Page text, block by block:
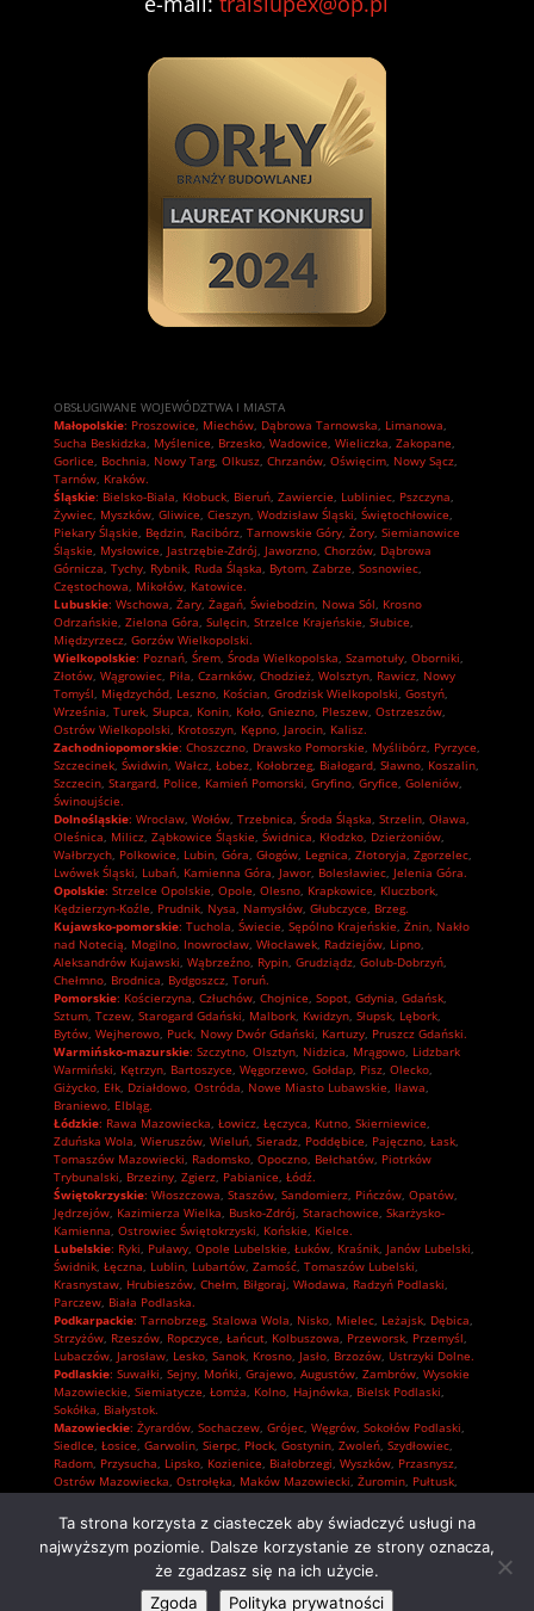
OBSŁUGIWANE WOJEWÓDZTWA I MIASTA
Małopolskie: Proszowice, Miechów, Dąbrowa Tarnowska, Limanowa,
Sucha Beskidzka, Myślenice, Brzesko, Wadowice, Wieliczka, Zakopane,
Gorlice, Bochnia, Nowy Targ, Olkusz, Chrzanów, Oświęcim, Nowy Sącz,
Tarnów, Kraków.
Śląskie: Bielsko-Biała, Kłobuck, Bieruń, Zawiercie, Lubliniec, Pszczyna,
Żywiec, Myszków, Gliwice, Cieszyn, Wodzisław Śląski, Świętochłowice,
Piekary Śląskie, Będzin, Racibórz, Tarnowskie Góry, Żory, Siemianowice
Śląskie, Mysłowice, Jastrzębie-Zdrój, Jaworzno, Chorzów, Dąbrowa
Górnicza, Tychy, Rybnik, Ruda Śląska, Bytom, Zabrze, Sosnowiec,
Częstochowa, Mikołów, Katowice.
Lubuskie: Wschowa, Żary, Żagań, Świebodzin, Nowa Sól, Krosno
Odrzańskie, Zielona Góra, Sulęcin, Strzelce Krajeńskie, Słubice,
Międzyrzecz, Gorzów Wielkopolski.
Wielkopolskie: Poznań, Śrem, Środa Wielkopolska, Szamotuły, Oborniki,
Złotów, Wągrowiec, Piła, Czarnków, Chodzież, Wolsztyn, Rawicz, Nowy
Tomyśl, Międzychód, Leszno, Kościan, Grodzisk Wielkopolski, Gostyń,
Września, Turek, Słupca, Konin, Koło, Gniezno, Pleszew, Ostrzeszów,
Ostrów Wielkopolski, Krotoszyn, Kępno, Jarocin, Kalisz.
Zachodniopomorskie: Choszczno, Drawsko Pomorskie, Myślibórz, Pyrzyce,
Szczecinek, Świdwin, Wałcz, Łobez, Kołobrzeg, Białogard, Sławno, Koszalin,
Szczecin, Stargard, Police, Kamień Pomorski, Gryfino, Gryfice, Goleniów,
Świnoujście.
Dolnośląskie: Wrocław, Wołów, Trzebnica, Środa Śląska, Strzelin, Oława,
Oleśnica, Milicz, Ząbkowice Śląskie, Świdnica, Kłodzko, Dzierżoniów,
Wałbrzych, Polkowice, Lubin, Góra, Głogów, Legnica, Złotoryja, Zgorzelec,
Lwówek Śląski, Lubań, Kamienna Góra, Jawor, Bolesławiec, Jelenia Góra.
Opolskie: Strzelce Opolskie, Opole, Olesno, Krapkowice, Kluczbork,
Kędzierzyn-Koźle, Prudnik, Nysa, Namysłów, Głubczyce, Brzeg.
Kujawsko-pomorskie: Tuchola, Świecie, Sępólno Krajeńskie, Żnin, Nakło
nad Notecią, Mogilno, Inowrocław, Włocławek, Radziejów, Lipno,
Aleksandrów Kujawski, Wąbrzeźno, Rypin, Grudziądz, Golub-Dobrzyń,
Chełmno, Brodnica, Bydgoszcz, Toruń.
Pomorskie: Kościerzyna, Człuchów, Chojnice, Sopot, Gdynia, Gdańsk,
Sztum, Tczew, Starogard Gdański, Malbork, Kwidzyn, Słupsk, Lębork,
Bytów, Wejherowo, Puck, Nowy Dwór Gdański, Kartuzy, Pruszcz Gdański.
Warmińsko-mazurskie: Szczytno, Olsztyn, Nidzica, Mrągowo, Lidzbark
Warmiński, Kętrzyn, Bartoszyce, Węgorzewo, Gołdap, Pisz, Olecko,
Giżycko, Ełk, Działdowo, Ostróda, Nowe Miasto Lubawskie, Iława,
Braniewo, Elbląg.
Łódzkie: Rawa Mazowiecka, Łowicz, Łęczyca, Kutno, Skierniewice,
Zduńska Wola, Wieruszów, Wieluń, Sieradz, Poddębice, Pajęczno, Łask,
Tomaszów Mazowiecki, Radomsko, Opoczno, Bełchatów, Piotrków
Trybunalski, Brzeziny, Zgierz, Pabianice, Łódź.
Świętokrzyskie: Włoszczowa, Staszów, Sandomierz, Pińczów, Opatów,
Jędrzejów, Kazimierza Wielka, Busko-Zdrój, Starachowice, Skarżysko-
Kamienna, Ostrowiec Świętokrzyski, Końskie, Kielce.
Lubelskie: Ryki, Puławy, Opole Lubelskie, Łuków, Kraśnik, Janów Lubelski,
Świdnik, Łęczna, Lublin, Lubartów, Zamość, Tomaszów Lubelski,
Krasnystaw, Hrubieszów, Chełm, Biłgoraj, Włodawa, Radzyń Podlaski,
Parczew, Biała Podlaska.
Podkarpackie: Tarnobrzeg, Stalowa Wola, Nisko, Mielec, Leżajsk, Dębica,
Strzyżów, Rzeszów, Ropczyce, Łańcut, Kolbuszowa, Przeworsk, Przemyśl,
Lubaczów, Jarosław, Lesko, Sanok, Krosno, Jasło, Brzozów, Ustrzyki Dolne.
Podlaskie: Suwałki, Sejny, Mońki, Grajewo, Augustów, Zambrów, Wysokie
Mazowieckie, Siemiatycze, Łomża, Kolno, Hajnówka, Bielsk Podlaski,
Sokółka, Białystok.
Mazowieckie: Żyrardów, Sochaczew, Grójec, Węgrów, Sokołów Podlaski,
Siedlce, Łosice, Garwolin, Sierpc, Płock, Gostynin, Zwoleń, Szydłowiec,
Radom, Przysucha, Lipsko, Kozienice, Białobrzegi, Wyszków, Przasnysz,
Ostrów Mazowiecka, Ostrołęka, Maków Mazowiecki, Żuromin, Pułtusk,
Grodzisk Mazowiecki,Wołomin,Otwock,Mińsk Mazowiecki ,Legionowo ,
Ta strona korzysta z ciasteczek aby świadczyć usługi na
najwyższym poziomie. Dalsze korzystanie ze strony oznacza,
że zgadzasz się na ich użycie.
Zgoda
Polityka prywatności